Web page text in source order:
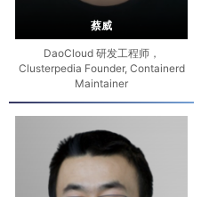
蔡威
DaoCloud 研发工程师，
Clusterpedia Founder, Containerd
Maintainer